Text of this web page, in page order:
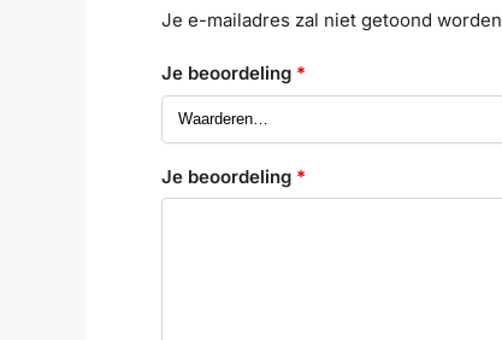
Je e-mailadres zal niet getoond
Je beoordeling *
Je beoordeling *